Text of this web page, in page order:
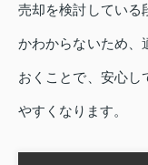
売却を検討している
かわからないため、
おくことで、安心し
やすくなります。